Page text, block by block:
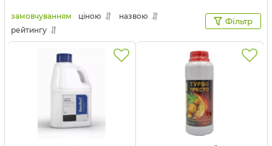
замовчуванням ціною
назвою
рейтингу
Фільтр